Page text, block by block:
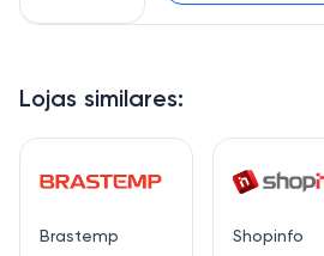
Lojas similares:
Brastemp Shopinfo